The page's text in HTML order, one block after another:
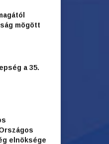
mögött
a 35.
elnöksége